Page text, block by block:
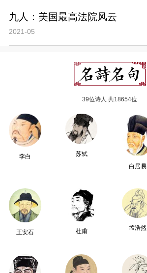
九人：美国最高法院风云
2021-05
39位诗人 共18654位
李白
苏轼
白居易
王安石 杜甫
孟浩然